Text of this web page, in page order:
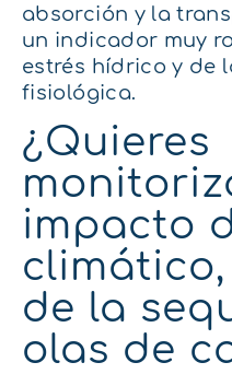
absorción y la
un indicador muy
estrés hídrico y de
fisiológica.
¿Quieres
impacto
de la
olas de